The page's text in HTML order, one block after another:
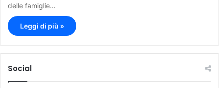
delle famiglie…
Leggi di più »
Social